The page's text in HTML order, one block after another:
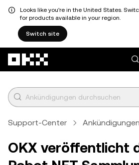
Looks like you're in the United States.
for products available in your region.
Switch site
Support-Center Ankündigungen
OKX veröffentlicht